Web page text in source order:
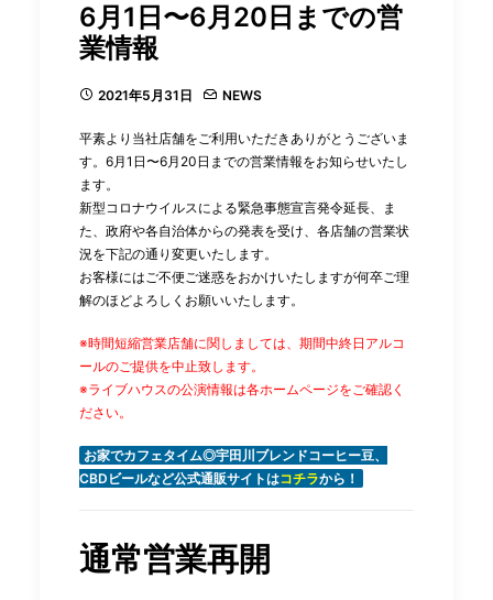
6月1日〜6月20日までの営
業情報
2021年5月31日 NEWS
平素より当社店舗をご利用いただきありがとうございま
す。6月1日〜6月20日までの営業情報をお知らせいたし
ます。
新型コロナウイルスによる緊急事態宣言発令延長、ま
た、政府や各自治体からの発表を受け、各店舗の営業状
況を下記の通り変更いたします。
お客様にはご不便ご迷惑をおかけいたしますが何卒ご理
解のほどよろしくお願いいたします。
※時間短縮営業店舗に関しましては、期間中終日アルコ
ールのご提供を中止致します。
※ライブハウスの公演情報は各ホームページをご確認く
ださい。
お家でカフェタイム◎宇田川ブレンドコーヒー豆、
CBDビールなど公式通販サイトはコチラから！
通常営業再開